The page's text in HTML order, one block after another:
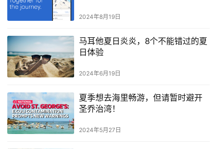
2024年8月19日
马耳他夏日炎炎，8个不能错过的夏
日体验
2024年6月19日
夏季想去海里畅游，但请暂时避开
圣乔治湾！
2024年5月27日